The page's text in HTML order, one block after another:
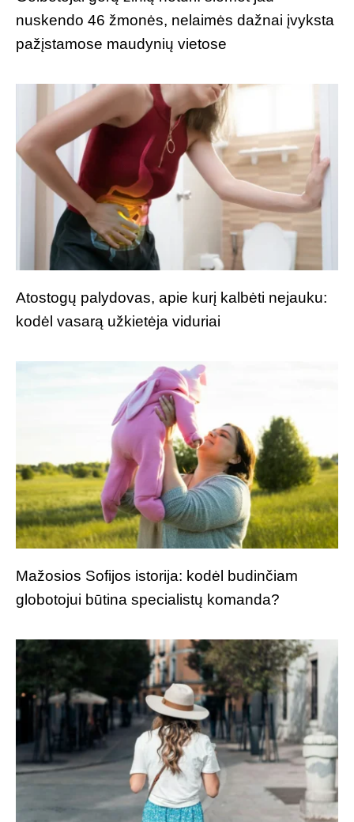
nuskendo 46 žmonės, nelaimės dažnai įvyksta
pažįstamose maudynių vietose
Atostogų palydovas, apie kurį kalbėti nejauku:
kodėl vasarą užkietėja viduriai
Mažosios Sofijos istorija: kodėl budinčiam
globotojui būtina specialistų komanda?